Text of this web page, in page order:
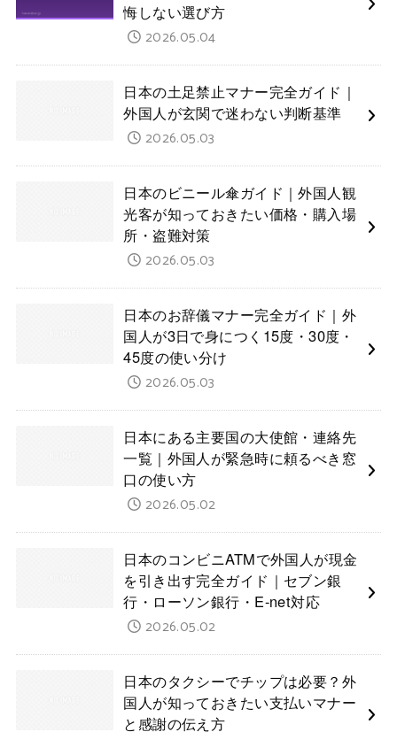
悔しない選び方
2026.05.04
日本の土足禁止マナー完全ガイド｜
外国人が玄関で迷わない判断基準
2026.05.03
日本のビニール傘ガイド｜外国人観
光客が知っておきたい価格・購入場
所・盗難対策
2026.05.03
日本のお辞儀マナー完全ガイド｜外
国人が3日で身につく15度・30度・
45度の使い分け
2026.05.03
日本にある主要国の大使館・連絡先
一覧｜外国人が緊急時に頼るべき窓
口の使い方
2026.05.02
日本のコンビニATMで外国人が現金
を引き出す完全ガイド｜セブン銀
行・ローソン銀行・E-net対応
2026.05.02
日本のタクシーでチップは必要？外
国人が知っておきたい支払いマナー
と感謝の伝え方